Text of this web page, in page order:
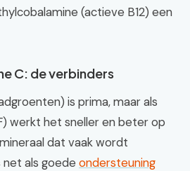
(actieve B12) een
C: de verbinders
is prima, maar als
werkt het sneller en beter op
dat vaak wordt
als goede ondersteuning